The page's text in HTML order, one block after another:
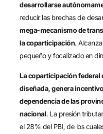
desarrollarse
reducir las brechas de
mega-mecanismo de
la coparticipación.
pequeño y focalizado en
La coparticipación federal
diseñada, genera
dependencia de las
nacional. La presión
el 28% del PBI, de los